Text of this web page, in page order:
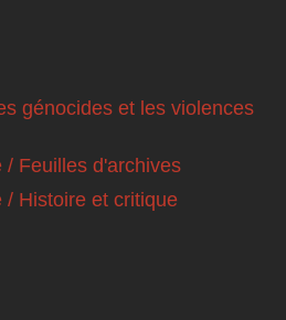
génocides et les violences
/ Feuilles d'archives
/ Histoire et critique